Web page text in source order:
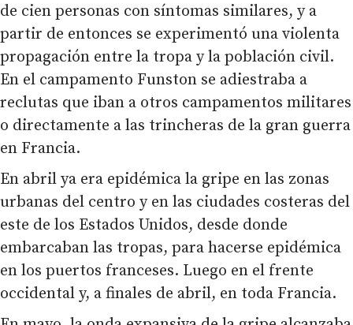
de cien personas con síntomas similares, y a
partir de entonces se experimentó una violenta
propagación entre la tropa y la población civil.
En el campamento Funston se adiestraba a
reclutas que iban a otros campamentos militares
o directamente a las trincheras de la gran guerra
en Francia.
En abril ya era epidémica la gripe en las zonas
urbanas del centro y en las ciudades costeras del
este de los Estados Unidos, desde donde
embarcaban las tropas, para hacerse epidémica
en los puertos franceses. Luego en el frente
occidental y, a finales de abril, en toda Francia.